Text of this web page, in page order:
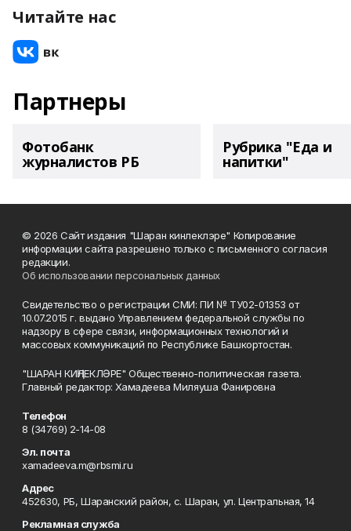
Читайте нас
Партнеры
Фотобанк
журналистов РБ
Рубрика "Еда и
напитки"
© 2026 Сайт издания "Шаран кинлеклэре" Копирование
информации сайта разрешено только с письменного согласия
редакции.
Об использовании персональных данных
Свидетельство о регистрации СМИ: ПИ № ТУ02-01353 от
10.07.2015 г. выдано Управлением федеральной службы по
надзору в сфере связи, информационных технологий и
массовых коммуникаций по Республике Башкортостан.
"ШАРАН КИҢЛЕКЛӘРЕ" Общественно-политическая газета.
Главный редактор: Хамадеева Миляуша Фанировна
Телефон
8 (34769) 2-14-08
Эл. почта
xamadeeva.m@rbsmi.ru
Адрес
452630, РБ, Шаранский район, с. Шаран, ул. Центральная, 14
Рекламная служба